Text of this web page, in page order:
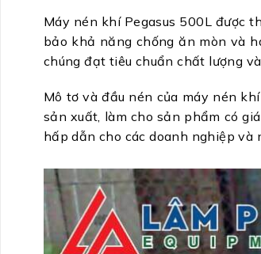
Máy nén khí Pegasus 500L được
bảo khả năng chống ăn mòn và
chúng đạt tiêu chuẩn chất lượng
Mô tơ và đầu nén của máy nén
sản xuất, làm cho sản phẩm có
hấp dẫn cho các doanh nghiệp và